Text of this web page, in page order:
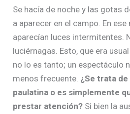
Se hacía de noche y las gotas
a aparecer en el campo. En
aparecían luces intermitentes.
luciérnagas. Esto, que era
no lo es tanto; un espectáculo
menos frecuente. ¿Se trata
paulatina o es simplemente
prestar atención? Si bien la